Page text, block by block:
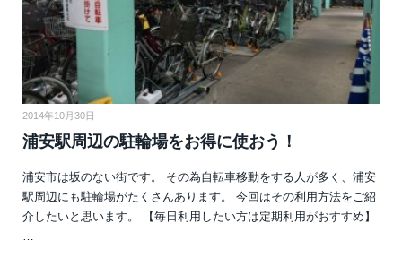
2014年10月30日
浦安駅周辺の駐輪場をお得に使おう！
浦安市は坂のない街です。 その為自転車移動をする人が多く、浦安
駅周辺にも駐輪場がたくさんあります。 今回はその利用方法をご紹
介したいと思います。 【毎日利用したい方は定期利用がおすすめ】